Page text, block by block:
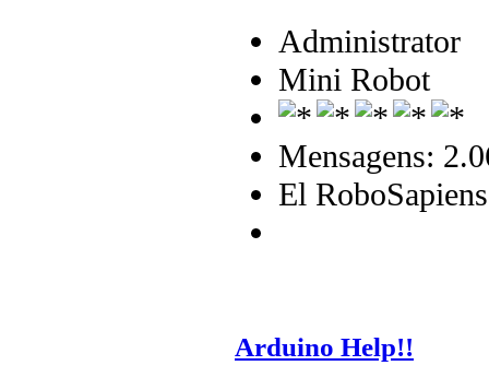
Administrator
Mini Robot
Mensagens:
El RoboSapiens
Arduino Help!!